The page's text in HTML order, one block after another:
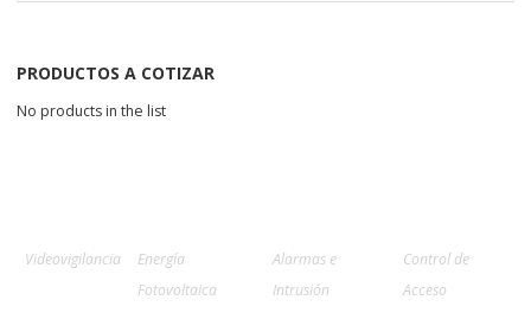
PRODUCTOS A COTIZAR
No products in the list
Videovigilancia
Energía
Fotovoltaica
Alarmas e
Intrusión
Control de
Acceso